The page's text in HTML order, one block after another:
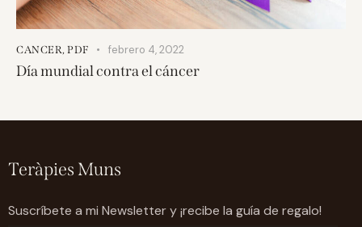
CANCER, PDF febrero 4, 2022
Día mundial contra el cáncer
Teràpies Muns
Suscríbete a mi Newsletter y ¡recibe la guía de regalo!